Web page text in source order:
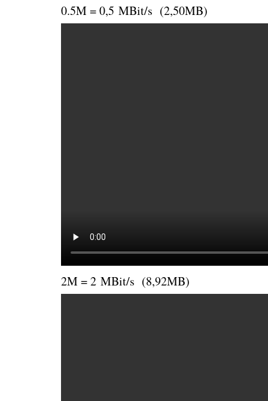
0.5M = 0,5 MBit/s (2,50MB)
2M = 2 MBit/s (8,92MB)